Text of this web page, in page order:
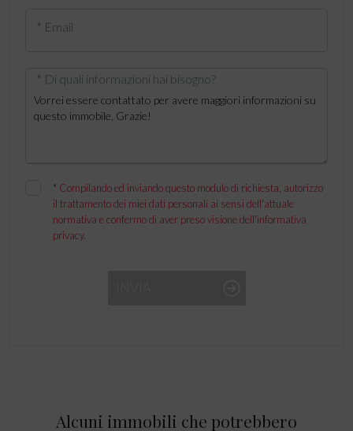
* Email
* Di quali informazioni hai bisogno?
* Compilando ed inviando questo modulo di richiesta, autorizzo
il trattamento dei miei dati personali ai sensi dell'attuale
normativa e confermo di aver preso visione dell'informativa
privacy.
Alcuni immobili che potrebbero